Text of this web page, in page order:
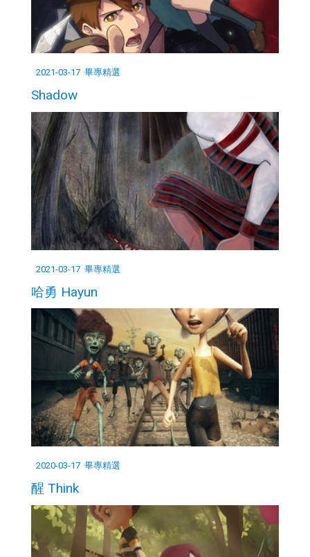
2021-03-17 畢專精選
Shadow
2021-03-17 畢專精選
哈勇 Hayun
2020-03-17 畢專精選
醒 Think